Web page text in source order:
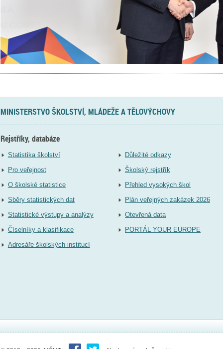
MINISTERSTVO ŠKOLSTVÍ, MLÁDEŽE A TĚLOVÝCHOVY
Rejstříky, databáze
Statistika školství
Pro veřejnost
O školské statistice
Sběry statistických dat
Statistické výstupy a analýzy
Číselníky a klasifikace
Adresáře školských institucí
Důležité odkazy
Školský rejstřík
Přehled vysokých škol
Plán veřejných zakázek 2026
Otevřená data
PORTÁL YOUR EUROPE